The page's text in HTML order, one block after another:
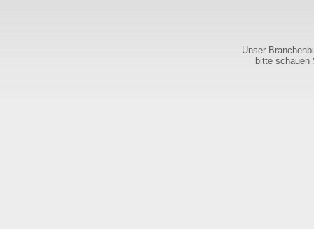
Unser
bitte schauen